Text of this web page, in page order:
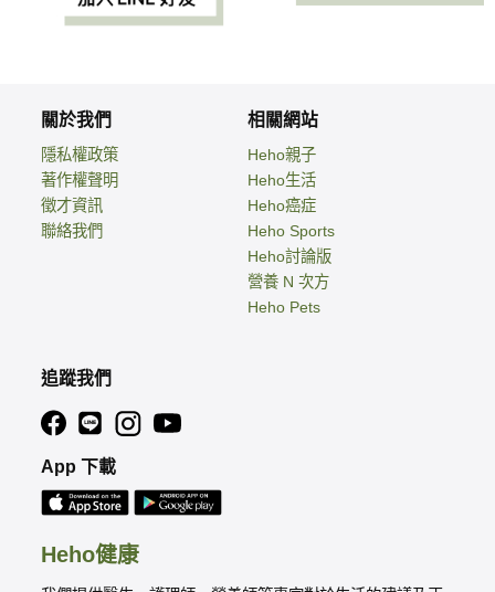
Heho健康
關於我們
隱私權政策
著作權聲明
徵才資訊
聯絡我們
相關網站
Heho親子
Heho生活
Heho癌症
Heho Sports
Heho討論版
營養 N 次方
Heho Pets
追蹤我們
App 下載